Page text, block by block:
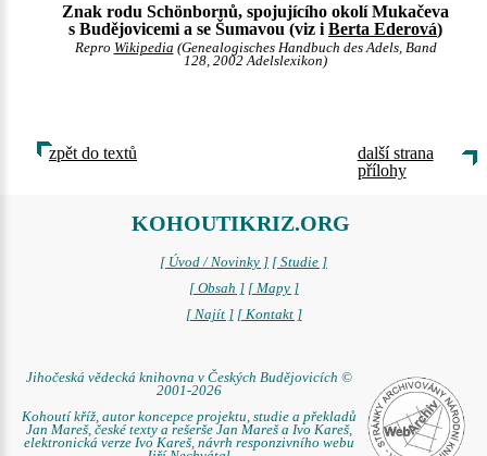
Znak rodu Schönbornů, spojujícího okolí Mukačeva
s Budějovicemi a se Šumavou (viz i Berta Ederová)
Repro Wikipedia (Genealogisches Handbuch des Adels, Band
128, 2002 Adelslexikon)
zpět do textů
další strana
přílohy
KOHOUTIKRIZ.ORG
[ Úvod / Novinky ] [ Studie ]
[ Obsah ] [ Mapy ]
[ Najít ] [ Kontakt ]
Jihočeská vědecká knihovna v Českých Budějovicích ©
2001-2026
Kohoutí kříž, autor koncepce projektu, studie a překladů
Jan Mareš, české texty a rešerše Jan Mareš a Ivo Kareš,
elektronická verze Ivo Kareš, návrh responzivního webu